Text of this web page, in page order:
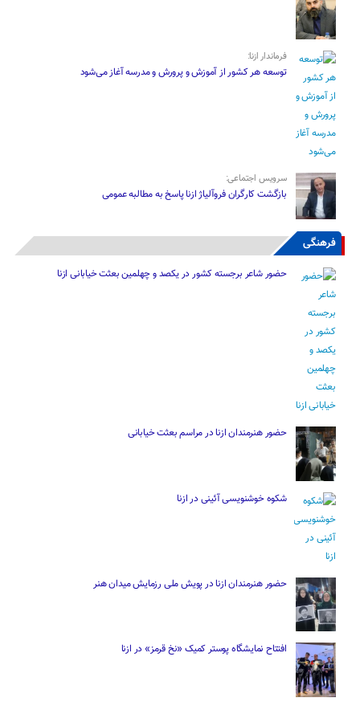
فرماندار ازنا:
توسعه هر کشور از آموزش و پرورش و مدرسه آغاز می‌شود
سرویس اجتماعی:
بازگشت کارگران فروآلیاژ ازنا پاسخ به مطالبه عمومی
فرهنگی
حضور شاعر برجسته کشور در یکصد و چهلمین بعثت خیابانی ازنا
حضور هنرمندان ازنا در مراسم بعثت خیابانی
شکوه خوشنویسی آئینی در ازنا
حضور هنرمندان ازنا در پویش ملی رزمایش میدان هنر
افتتاح نمایشگاه پوستر کمیک «نخ قرمز» در ازنا